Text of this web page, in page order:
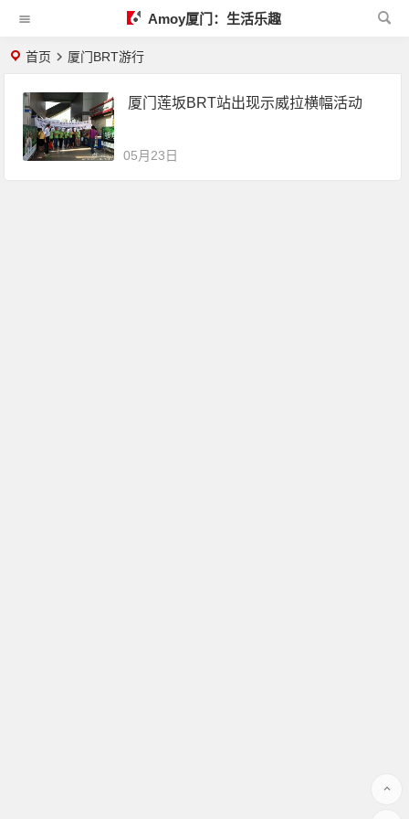
Amoy厦门：生活乐趣
首页 厦门BRT游行
厦门莲坂BRT站出现示威拉横幅活动
05月23日